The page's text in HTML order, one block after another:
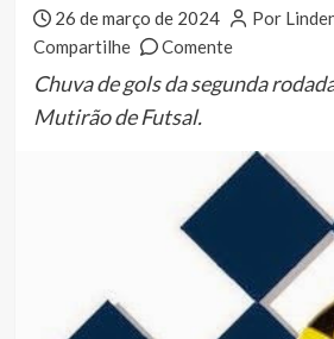
26 de março de 2024
Por
Compartilhe
Comente
Chuva de gols da segunda
Mutirão de Futsal.